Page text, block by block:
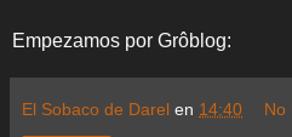
Empezamos por Grôblog:
El Sobaco de Darel en 14:40 No